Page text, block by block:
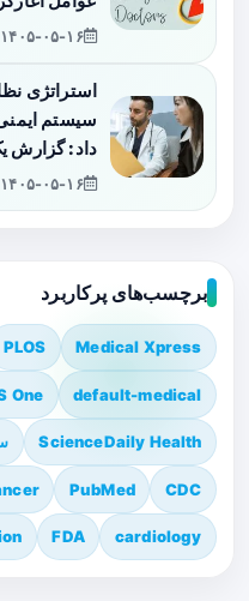
۱۴۰۵-۰۵-۱۶
استراتژی
سیستم
داد: گزارش
۱۴۰۵-۰۵-۱۶
برچسب‌های پرکاربرد
Medical Xpress
PLOS
default-medical
One
ScienceDaily Health
CDC
PubMed
cardiology
FDA